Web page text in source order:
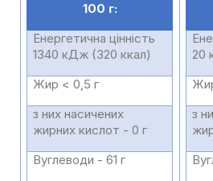
100 г:
Енергетична цінність
1340 кДж (320 ккал)
Жир < 0,5 г
з них насичених
жирних кислот - 0 г
Вуглеводи - 61 г
20
з